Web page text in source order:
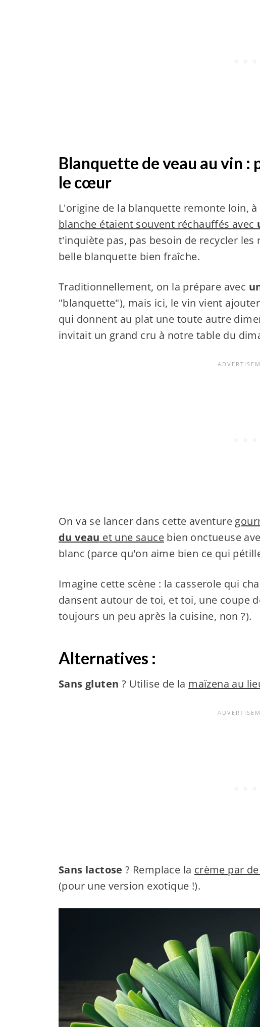
Blanquette de veau au vin
le cœur
L'origine de la blanquette remonte loin,
blanche étaient souvent réchauffés avec
t'inquiète pas, pas besoin de recycler
belle blanquette bien fraîche.
Traditionnellement, on la prépare avec
"blanquette"), mais ici, le vin vient
qui donnent au plat une toute autre
invitait un grand cru à notre table du
On va se lancer dans cette aventure
du veau et une saucebien onctueuse
blanc (parce qu'on aime bien ce qui
Imagine cette scène : la casserole qui
dansent autour de toi, et toi, une coupe
toujours un peu après la cuisine, non ?).
Alternatives :
Sans gluten ? Utilise de la maïzena au
Sans lactose ? Remplace la crème par
(pour une version exotique !).